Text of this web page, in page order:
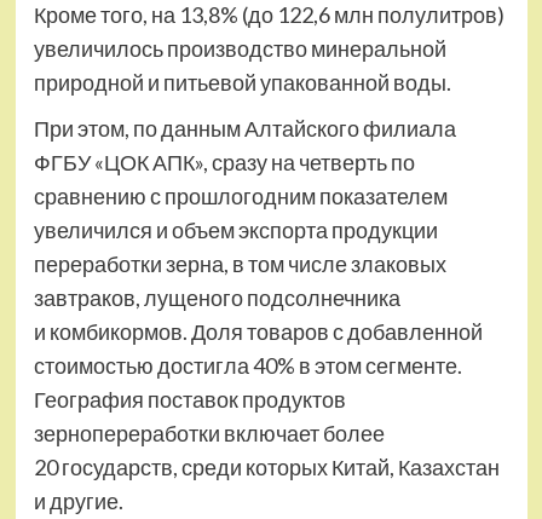
Кроме того, на 13,8% (до 122,6 млн полулитров)
увеличилось производство минеральной
природной и питьевой упакованной воды.
При этом, по данным Алтайского филиала
ФГБУ «ЦОК АПК», сразу на четверть по
сравнению с прошлогодним показателем
увеличился и объем экспорта продукции
переработки зерна, в том числе злаковых
завтраков, лущеного подсолнечника
и комбикормов. Доля товаров с добавленной
стоимостью достигла 40% в этом сегменте.
География поставок продуктов
зернопереработки включает более
20 государств, среди которых Китай, Казахстан
и другие.